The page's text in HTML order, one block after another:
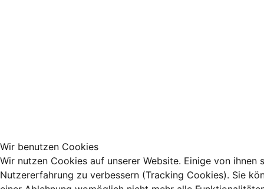
Wir benutzen Cookies
Wir nutzen Cookies auf unserer Website. Einige von
Nutzererfahrung zu verbessern (Tracking Cookies). Sie